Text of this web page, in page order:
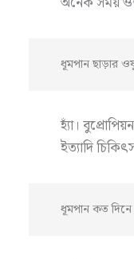
ধূমপান ছাড়ার
হ্যাঁ।
ইত্যাদি
ধূমপান কত